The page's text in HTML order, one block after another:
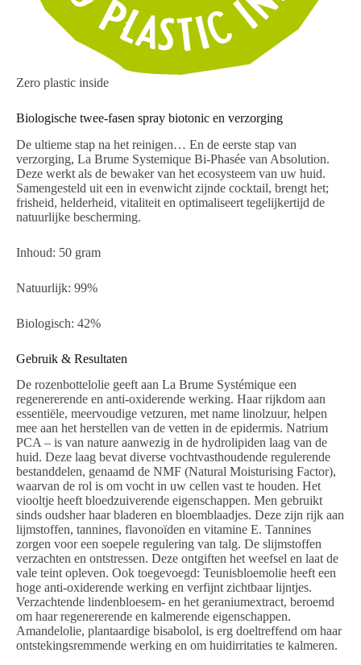
Zero plastic inside
Biologische twee-fasen spray biotonic en verzorging
De ultieme stap na het reinigen… En de eerste stap van
verzorging, La Brume Systemique Bi-Phasée van Absolution.
Deze werkt als de bewaker van het ecosysteem van uw huid.
Samengesteld uit een in evenwicht zijnde cocktail, brengt het;
frisheid, helderheid, vitaliteit en optimaliseert tegelijkertijd de
natuurlijke bescherming.
Inhoud: 50 gram
Natuurlijk: 99%
Biologisch: 42%
Gebruik & Resultaten
De rozenbottelolie geeft aan La Brume Systémique een
regenererende en anti-oxiderende werking. Haar rijkdom aan
essentiële, meervoudige vetzuren, met name linolzuur, helpen
mee aan het herstellen van de vetten in de epidermis. Natrium
PCA – is van nature aanwezig in de hydrolipiden laag van de
huid. Deze laag bevat diverse vochtvasthoudende regulerende
bestanddelen, genaamd de NMF (Natural Moisturising Factor),
waarvan de rol is om vocht in uw cellen vast te houden. Het
viooltje heeft bloedzuiverende eigenschappen. Men gebruikt
sinds oudsher haar bladeren en bloemblaadjes. Deze zijn rijk aan
lijmstoffen, tannines, flavonoïden en vitamine E. Tannines
zorgen voor een soepele regulering van talg. De slijmstoffen
verzachten en ontstressen. Deze ontgiften het weefsel en laat de
vale teint opleven. Ook toegevoegd: Teunisbloemolie heeft een
hoge anti-oxiderende werking en verfijnt zichtbaar lijntjes.
Verzachtende lindenbloesem- en het geraniumextract, beroemd
om haar regenererende en kalmerende eigenschappen.
Amandelolie, plantaardige bisabolol, is erg doeltreffend om haar
ontstekingsremmende werking en om huidirritaties te kalmeren.